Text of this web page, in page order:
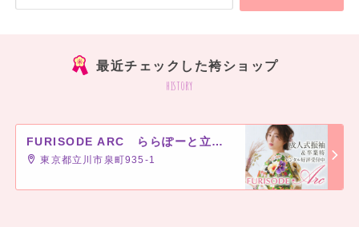
最近チェックした袴ショップ
history
FURISODE ARC ららぽーと立川立飛店
東京都立川市泉町935-1